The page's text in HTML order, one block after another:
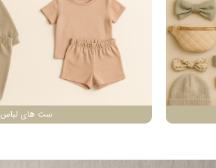
ست های لباس